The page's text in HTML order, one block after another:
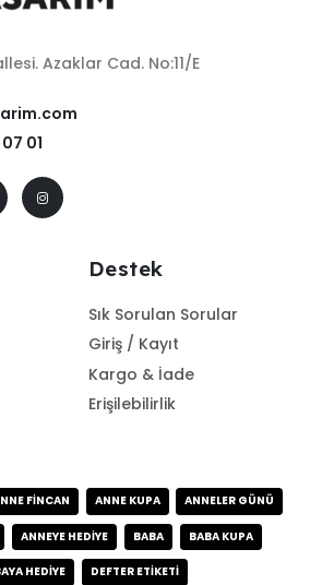
Azaklar Cad. No:11/E
01
Destek
Sık Sorulan Sorular
Giriş / Kayıt
Kargo & İade
Erişilebilirlik
FINCAN ANNE KUPA ANNELER GÜNÜ
ANNEYE HEDIYE BABA BABA KUPA
HEDIYE DEFTER ETIKETI